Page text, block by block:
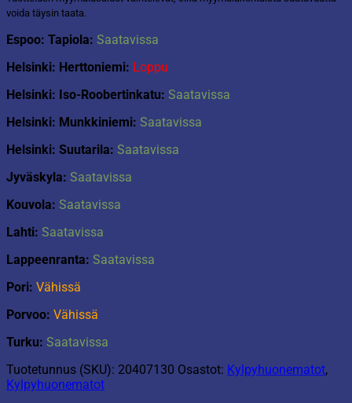
voida täysin taata.
Espoo: Tapiola: Saatavissa
Helsinki: Herttoniemi: Loppu
Helsinki: Iso-Roobertinkatu: Saatavissa
Helsinki: Munkkiniemi: Saatavissa
Helsinki: Suutarila: Saatavissa
Jyväskyla: Saatavissa
Kouvola: Saatavissa
Lahti: Saatavissa
Lappeenranta: Saatavissa
Pori: Vähissä
Porvoo: Vähissä
Turku: Saatavissa
Tuotetunnus (SKU): 20407130 Osastot: Kylpyhuonematot,
Kylpyhuonematot